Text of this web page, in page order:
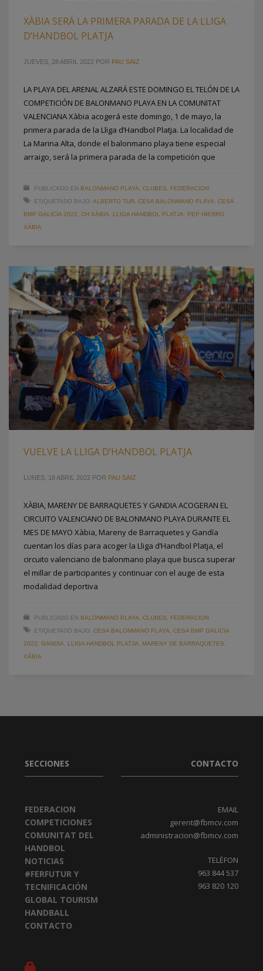
XÀBIA SERÁ LA PRIMERA PARADA DE LA LLIGA
D’HANDBOL PLATJA
JUEVES, 28 ABRIL 2022 POR PAU SAIZ
LA PLAYA DEL ARENAL ALZARÁ ESTE DOMINGO EL TELÓN DE LA
COMPETICIÓN DE BALONMANO PLAYA EN LA COMUNITAT
VALENCIANA Xàbia acogerá este domingo, 1 de mayo, la
primera parada de la Lliga d’Handbol Platja. La localidad de
La Marina Alta, donde el balonmano playa tiene especial
arraigo, será la primera parada de la competición que
PUBLICADO EN BALONMANO PLAYA CLUBES
FEDERACION
ETIQUETADO BAJO: ALBERTO TUR CESA BALONMANO PLAYA
CESA
BMP GALICIA 2022
CH XÀBIA LLIGA HANDBOL PLATJA PEP HIERRO
XÀBIA
VUELVE LA LLIGA D’HANDBOL PLATJA
LUNES, 18 ABRIL 2022 POR PAU SAIZ
XÀBIA, MARENY DE BARRAQUETES Y GANDIA ACOGERAN EL
CIRCUITO VALENCIANO DE BALONMANO PLAYA DURANTE EL
MES DE MAYO Xàbia, Mareny de Barraquetes y Gandía
cuentan los días para acoger la Lliga d’Handbol Platja, el
circuito valenciano de balonmano playa que busca superar
el millar de participantes y continuar con el auge de esta
modalidad deportiva
PUBLICADO EN BALONMANO PLAYA CLUBES
FEDERACION
ETIQUETADO BAJO: CESA BALONMANO PLAYA
CESA BMP GALICIA
2022
GANDIA LLIGA HANDBOL PLATJA MARENY DE BARRAQUETES
XÀBIA
SECCIONES
FEDERACION
COMPETICIONES
COMUNITAT DEL
HANDBOL
NOTICIAS
#FERFUTUR Y
TECNIFICACIÓN
GLOBAL TOURISM
HANDBALL
CONTACTO
CONTACTO
EMAIL
gerent@fbmcv.com
administracion@fbmcv.com
TELÈFON
963 844 537
963 820 120